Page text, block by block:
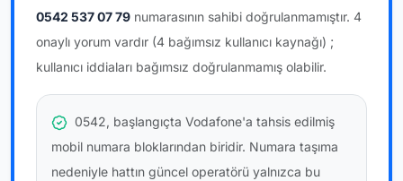
0542 537 07 79 numarasının sahibi doğrulanmamıştır. 4
onaylı yorum vardır (4 bağımsız kullanıcı kaynağı) ;
kullanıcı iddiaları bağımsız doğrulanmamış olabilir.
0542, başlangıçta Vodafone'a tahsis edilmiş
mobil numara bloklarından biridir. Numara taşıma
nedeniyle hattın güncel operatörü yalnızca bu